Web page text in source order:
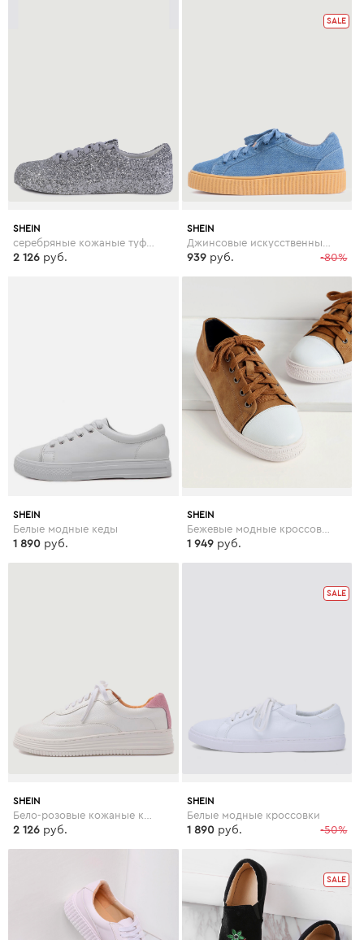
SHEIN
2 126 руб.
SALE
SHEIN
-80%
939 руб.
SHEIN
Белые модные кеды
1 890 руб.
SHEIN
Бежевые модные кроссовки со шнуровкой
1 949 руб.
SHEIN
2 126 руб.
SALE
SHEIN
Белые модные кроссовки
-50%
1 890 руб.
SALE